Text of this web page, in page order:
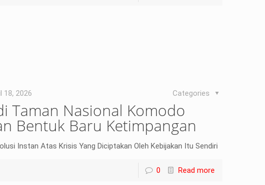
18, 2026 Categories
Taman Nasional Komodo
Bentuk Baru Ketimpangan
Instan Atas Krisis Yang Diciptakan Oleh Kebijakan Itu Sendiri
0 Read more